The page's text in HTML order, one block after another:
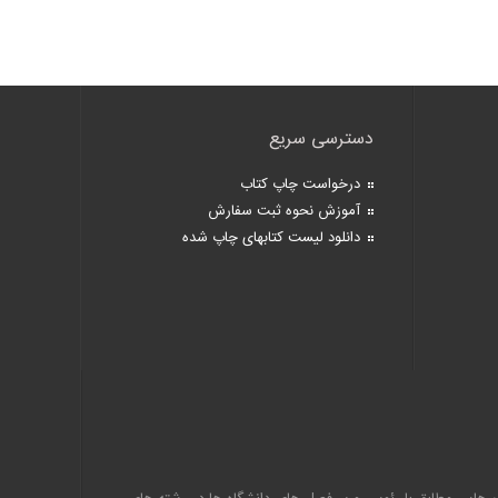
دسترسی سریع
درخواست چاپ کتاب
آموزش نحوه ثبت سفارش
دانلود لیست کتابهای چاپ شده